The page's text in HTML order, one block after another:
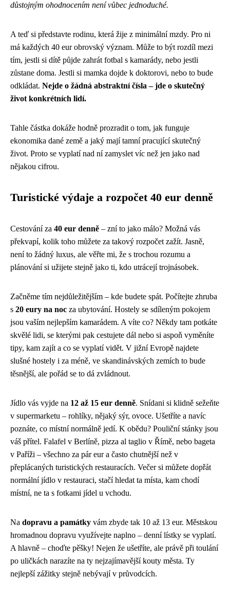
důstojným ohodnocením není vůbec jednoduché.
A teď si představte rodinu, která žije z minimální mzdy. Pro ni
má každých 40 eur obrovský význam. Může to být rozdíl mezi
tím, jestli si dítě půjde zahrát fotbal s kamarády, nebo jestli
zůstane doma. Jestli si mamka dojde k doktorovi, nebo to bude
odkládat. Nejde o žádná abstraktní čísla – jde o skutečný
život konkrétních lidí.
Tahle částka dokáže hodně prozradit o tom, jak funguje
ekonomika dané země a jaký mají tamní pracující skutečný
život. Proto se vyplatí nad ní zamyslet víc než jen jako nad
nějakou cifrou.
Turistické výdaje a rozpočet 40 eur denně
Cestování za 40 eur denně – zní to jako málo? Možná vás
překvapí, kolik toho můžete za takový rozpočet zažít. Jasně,
není to žádný luxus, ale věřte mi, že s trochou rozumu a
plánování si užijete stejně jako ti, kdo utrácejí trojnásobek.
Začněme tím nejdůležitějším – kde budete spát. Počítejte zhruba
s 20 eury na noc za ubytování. Hostely se sdíleným pokojem
jsou vaším nejlepším kamarádem. A víte co? Někdy tam potkáte
skvělé lidi, se kterými pak cestujete dál nebo si aspoň vyměníte
tipy, kam zajít a co se vyplatí vidět. V jižní Evropě najdete
slušné hostely i za méně, ve skandinávských zemích to bude
těsnější, ale pořád se to dá zvládnout.
Jídlo vás vyjde na 12 až 15 eur denně. Snídani si klidně sežeňte
v supermarketu – rohlíky, nějaký sýr, ovoce. Ušetříte a navíc
poznáte, co místní normálně jedí. K obědu? Pouliční stánky jsou
váš přítel. Falafel v Berlíně, pizza al taglio v Římě, nebo bageta
v Paříži – všechno za pár eur a často chutnější než v
přeplácaných turistických restauracích. Večer si můžete dopřát
normální jídlo v restauraci, stačí hledat ta místa, kam chodí
místní, ne ta s fotkami jídel u vchodu.
Na dopravu a památky vám zbyde tak 10 až 13 eur. Městskou
hromadnou dopravu využívejte naplno – denní lístky se vyplatí.
A hlavně – choďte pěšky! Nejen že ušetříte, ale právě při toulání
po uličkách narazíte na ty nejzajímavější kouty města. Ty
nejlepší zážitky stejně nebývají v průvodcích.